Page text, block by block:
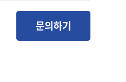
문의하기